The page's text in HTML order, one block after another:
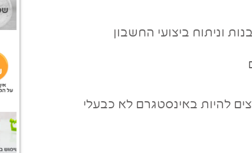
וניתוח ביצועי החשבון
להיות באינסטגרם לא כבעלי